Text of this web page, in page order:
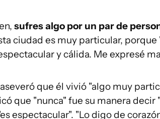
sufres algo por un par de
ciudad es muy particular,
y cálida. Me expresé
que él vivió "algo muy
que "nunca" fue su manera
espectacular". "Lo digo de